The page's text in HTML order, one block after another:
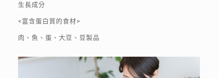
生長成分
<富含蛋白質的食材>
肉、魚、蛋、大豆、豆製品